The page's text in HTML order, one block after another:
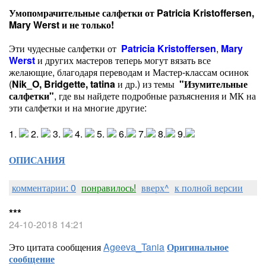
Умопомрачительные салфетки от Patricia Kristoffersen,
Mary Werst и не только!
Эти чудесные салфетки от Patricia Kristoffersen, Mary
Werstи других мастеров теперь могут вязать все
желающие, благодаря переводам и Мастер-классам осинок
(Nik_O, Bridgette,tatinaи др.) из темы "Изумительные
салфетки", где вы найдете подробные разъяснения и МК на
эти салфетки и на многие другие:
1.
2. 3. 4. 5. 6. 7. 8.
9.
ОПИСАНИЯ
комментарии: 0 понравилось! вверх^ к полной версии
***
24-10-2018 14:21
Это цитата сообщенияAgeeva_TaniaОригинальное
сообщение